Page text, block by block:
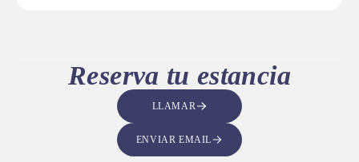
Reserva tu estancia
LLAMAR
ENVIAR EMAIL